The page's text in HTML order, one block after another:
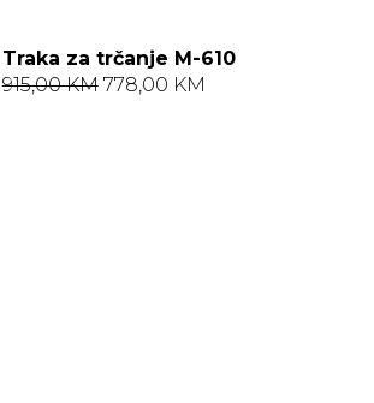
je:
Traka za trčanje M-610
915,00KM Izvorna
778,00 KM